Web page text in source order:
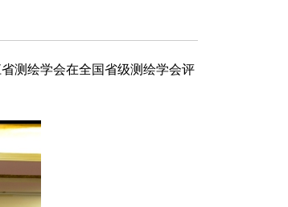
测绘学会在全国省级测绘学会评